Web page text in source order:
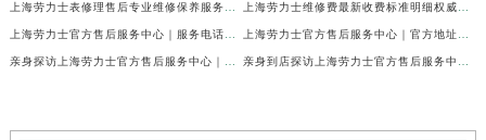
上海劳力士表修理售后专业维修保养服务权威公示（2026年7月最新） 上海劳力士维修费最新收费标准明细权威公示（2026年7月最新）
上海劳力士官方售后服务中心｜服务电话及全部地址权威信息公示（2026年7月最新） 上海劳力士官方售后服务中心｜官方地址及服务热线权威信息公示（2026年7月最新）
亲身探访上海劳力士官方售后服务中心｜维修地址与24小时服务电话（2026年7月最新） 亲身到店探访上海劳力士官方售后服务中心｜最新维修地址与官方电话（2026年7月最新）